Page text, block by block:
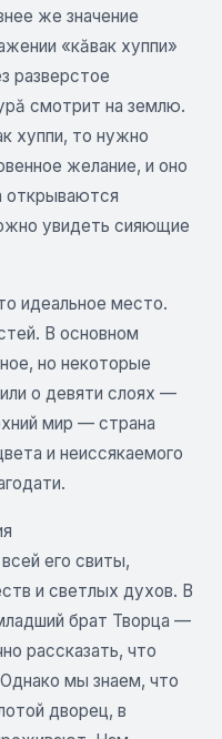
же значение
«кăвак хуппи»
раз­верстое
смотрит на землю.
хуппи, то нужно
желание, и оно
открываются
увидеть сияющие
идеальное место.
В основном
но некоторые
о девяти слоях —
мир — страна
и неиссякаемого
его свиты,
и светлых духов. В
брат Творца —
рассказать, что
мы знаем, что
дворец, в